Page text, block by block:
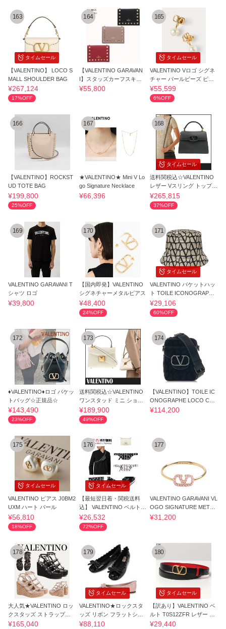
タイムセール
163
【VALENTINO】 LOCO S
MALL SHOULDER BAG
¥267,124
17%OFF
164
【VALENTINO GARAVAN
I】スタッズカーフスキン
スモールウォレット
¥55,800
タイムセール
165
VALENTINO Vロゴ シグネ
チャー パールビーズ ピア
ス
¥55,599
6%OFF
166
【VALENTINO】ROCKST
UD TOTE BAG
¥199,800
25%OFF
167
★VALENTINO★ Mini V Lo
go Signature Necklace
¥66,396
タイムセール
168
送料関税込☆VALENTINO
レザー Vスリング トップハ
ンドルバッグ
¥265,815
37%OFF
169
VALENTINO GARAVANI T
シャツ ロゴ
¥39,800
170
【国内即発】VALENTINO
シグネチャーメタルピアス
¥48,400
24%OFF
タイムセール
171
VALENTINO バケットハッ
ト TOILE ICONOGRAPHE
HGA11FHGE21
¥29,106
60%OFF
172
♦VALENTINO♦ロゴ バケッ
トバッグ☆正規品☆
¥143,490
23%OFF
173
送料関税込☆VALENTINO
ワンスタッド ミニ ショル
ダーバッグ☆
¥189,900
49%OFF
174
【VALENTINO】TOILE IC
ONOGRAPHE LOCO CR
OSSBODY BAG
¥114,200
タイムセール
175
VALENTINO ピアス J0BM2
UXM ハート パール
¥56,810
18%OFF
タイムセール
176
【最短翌日着・関税送料
込】 VALENTINO ベルトバ
ッグ VLTN ロゴ
¥26,532
72%OFF
177
VALENTINO GARAVANI VL
OGO SIGNATURE METAL
AND SWAROVSKI CRYST
¥31,200
178
大人気★VALENTINO ロッ
クスタッズ ストラップウ
ェッジサンダル
¥165,040
タイムセール
179
VALENTINO★ロックスタ
ッズ リボン フラットシュ
ーズ
¥88,110
タイムセール
180
【訳あり】VALENTINO ベ
ルト T0S12ZFR レザー リ
バーシブル
¥29,440